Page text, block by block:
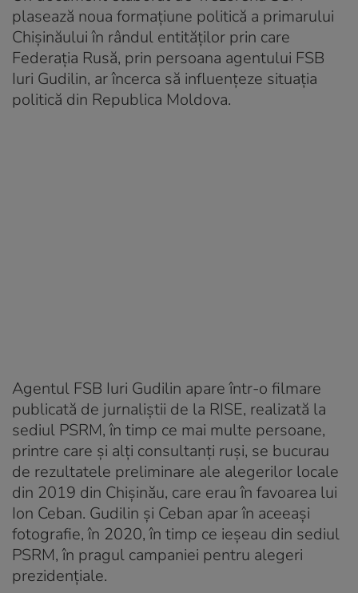
plasează noua formațiune politică a primarului
Chișinăului în rândul entităților prin care
Federația Rusă, prin persoana agentului FSB
Iuri Gudilin, ar încerca să influențeze situația
politică din Republica Moldova.
Agentul FSB Iuri Gudilin apare într-o filmare
publicată de jurnaliștii de la RISE, realizată la
sediul PSRM, în timp ce mai multe persoane,
printre care și alți consultanți ruși, se bucurau
de rezultatele preliminare ale alegerilor locale
din 2019 din Chișinău, care erau în favoarea lui
Ion Ceban. Gudilin și Ceban apar în aceeași
fotografie, în 2020, în timp ce ieșeau din sediul
PSRM, în pragul campaniei pentru alegeri
prezidențiale.